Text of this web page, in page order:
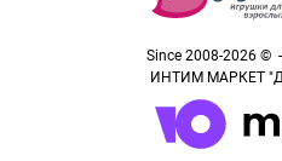
Since 2008-2026 ©
ИНТИМ МАРКЕТ